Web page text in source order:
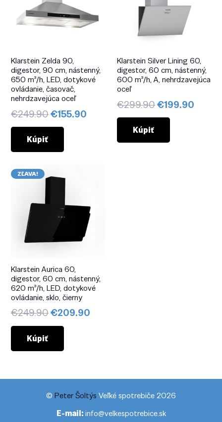
Klarstein Zelda 90,
digestor, 90 cm, nástenný,
650 m³/h, LED, dotykové
ovládanie, časovač,
nehrdzavejúca oceľ
€249.90Pôvodná
cena
€249.90.
€155.90
Kúpiť
Klarstein Silver Lining 60,
digestor, 60 cm, nástenný,
600 m³/h, A, nehrdzavejúca
oceľ
€299.90Pôvodná
cena
€299.90.
€199.90
Kúpiť
ZĽAVA!
Klarstein Aurica 60,
digestor, 60 cm, nástenný,
620 m³/h, LED, dotykové
ovládanie, sklo, čierny
€249.90Pôvodná
cena
€249.90.
€209.90
Kúpiť
© Peter Šoltýs Veľké spotrebiče 2026
E-mail:info@velkespotrebice.sk